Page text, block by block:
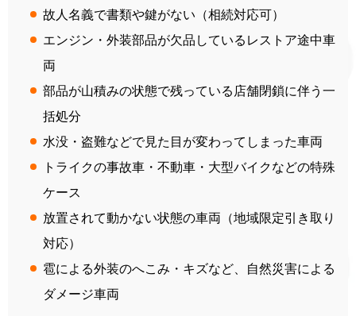
故人名義で書類や鍵がない（相続対応可）
エンジン・外装部品が欠品しているレストア途中車
両
部品が山積みの状態で残っている店舗閉鎖に伴う一
括処分
水没・盗難などで見た目が変わってしまった車両
トライクの事故車・不動車・大型バイクなどの特殊
ケース
放置されて動かない状態の車両（地域限定引き取り
対応）
雹による外装のへこみ・キズなど、自然災害による
ダメージ車両